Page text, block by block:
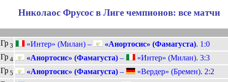
Николаос Фрусос в Лиге чемпионов: все матчи
Гр3 «Интер» (Милан) – «Анортосис» (Фамагуста). 1:0
Гр4 «Анортосис» (Фамагуста)– «Интер» (Милан). 3:3
Гр5 «Анортосис» (Фамагуста)– «Вердер» (Бремен). 2:2